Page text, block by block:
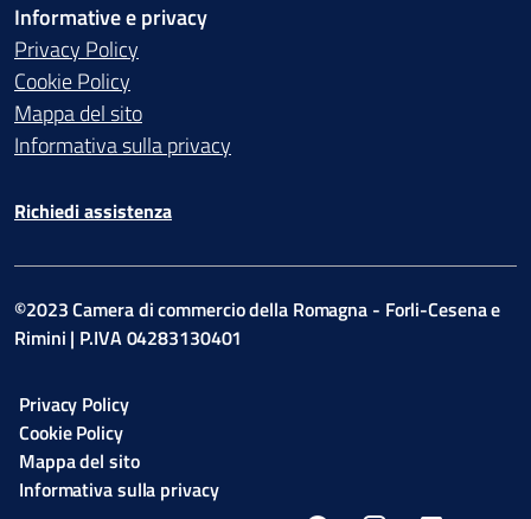
Informative e privacy
Privacy Policy
Cookie Policy
Mappa del sito
Informativa sulla privacy
Richiedi assistenza
©2023 Camera di commercio della Romagna - Forli-Cesena e
Rimini | P.IVA 04283130401
Privacy Policy
Cookie Policy
Mappa del sito
Informativa sulla privacy